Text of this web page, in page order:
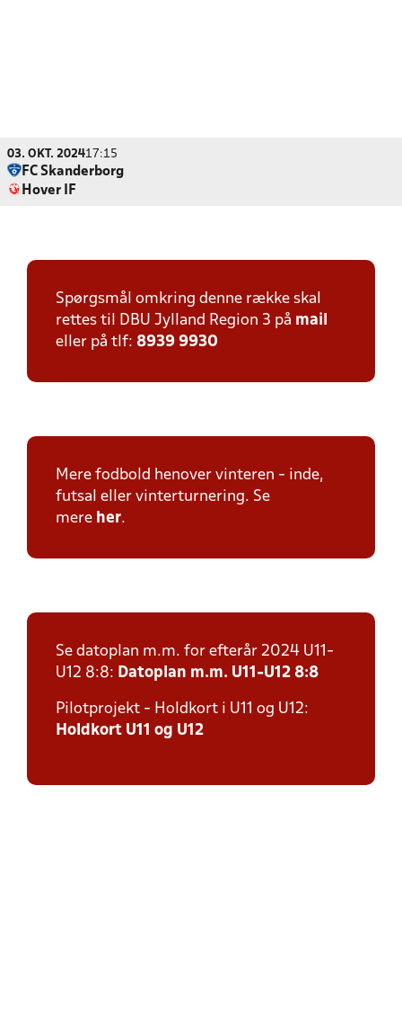
03. OKT. 202417:15
FC Skanderborg
Hover IF
Spørgsmål omkring denne række skal
rettes til DBU Jylland Region 3 på mail
eller på tlf: 8939 9930
Mere fodbold henover vinteren - inde,
futsal eller vinterturnering. Se
mere her.
Se datoplan m.m. for efterår 2024 U11-
U12 8:8: Datoplan m.m. U11-U12 8:8
Pilotprojekt - Holdkort i U11 og U12:
Holdkort U11 og U12